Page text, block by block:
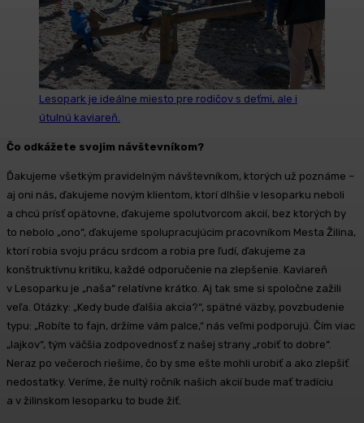
Lesopark je ideálne miesto pre rodičov s deťmi, ale i
útulnú kaviareň.
Čo odkážete svojim návštevníkom?
Ďakujeme všetkým pravidelným návštevníkom, ktorých už poznáme –
aj oni nás, ďakujeme novým klientom, ktorí dlhšie v lesoparku neboli
a chcú prísť opätovne, ďakujeme spolutvorcom akcií, bez ktorých by
to nebolo „ono“, ďakujeme spolupracujúcim pracovníkom Mesta Žilina,
ktorí robia svoju prácu srdcom a robia pre ľudí, ďakujeme za
konštruktívnu kritiku, každé odporučenie na zlepšenie. Kaviareň
v Lesoparku je „naša“ relatívne krátko. Aj tak sme si spoločne zažili
veľa. Otázky: „Kedy bude ďalšia akcia?“, spätné väzby, povzbudenie
typu: „Robíte to fajn, držíme vám palce,“ nás veľmi podporujú. Čím viac
„lajkov“, tým väčšia zodpovednosť z našej strany „robiť to dobre“.
Neraz po večeroch riešime, čo by sme ešte mohli urobiť a ako zlepšiť
nedostatky. Veríme, že nultý ročník našich akcií bude mať tradíciu
a v žilinskom lesoparku to bude žiť.